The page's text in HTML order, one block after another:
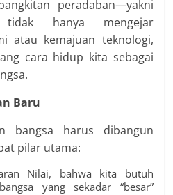
peradaban—yakni
tidak hanya mengejar
atau kemajuan teknologi,
cara hidup kita sebagai
Baru
bangsa harus dibangun
pilar utama:
Nilai, bahwa kita butuh
yang sekadar “besar”